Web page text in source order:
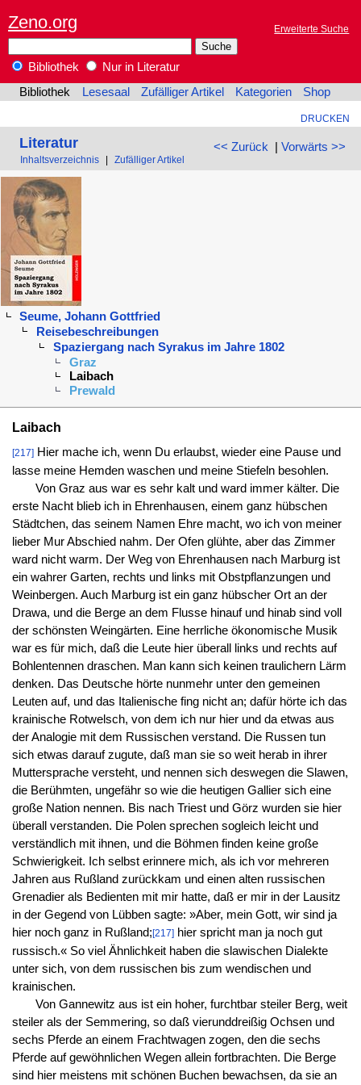
Zeno.org Erweiterte Suche
Bibliothek
Nur in Literatur
Bibliothek
Lesesaal Zufälliger Artikel Kategorien Shop
DRUCKEN
<< Zurück | Vorwärts >>
Literatur
Inhaltsverzeichnis Zufälliger Artikel
Seume, Johann Gottfried
Reisebeschreibungen
Spaziergang nach Syrakus im Jahre 1802
Graz
Laibach
Prewald
Laibach
[217]Hier mache ich, wenn Du erlaubst, wieder eine Pause und
lasse meine Hemden waschen und meine Stiefeln besohlen.
Von Graz aus war es sehr kalt und ward immer kälter. Die
erste Nacht blieb ich in Ehrenhausen, einem ganz hübschen
Städtchen, das seinem Namen Ehre macht, wo ich von meiner
lieber Mur Abschied nahm. Der Ofen glühte, aber das Zimmer
ward nicht warm. Der Weg von Ehrenhausen nach Marburg ist
ein wahrer Garten, rechts und links mit Obstpflanzungen und
Weinbergen. Auch Marburg ist ein ganz hübscher Ort an der
Drawa, und die Berge an dem Flusse hinauf und hinab sind voll
der schönsten Weingärten. Eine herrliche ökonomische Musik
war es für mich, daß die Leute hier überall links und rechts auf
Bohlentennen draschen. Man kann sich keinen traulichern Lärm
denken. Das Deutsche hörte nunmehr unter den gemeinen
Leuten auf, und das Italienische fing nicht an; dafür hörte ich das
krainische Rotwelsch, von dem ich nur hier und da etwas aus
der Analogie mit dem Russischen verstand. Die Russen tun
sich etwas darauf zugute, daß man sie so weit herab in ihrer
Muttersprache versteht, und nennen sich deswegen die Slawen,
die Berühmten, ungefähr so wie die heutigen Gallier sich eine
große Nation nennen. Bis nach Triest und Görz wurden sie hier
überall verstanden. Die Polen sprechen sogleich leicht und
verständlich mit ihnen, und die Böhmen finden keine große
Schwierigkeit. Ich selbst erinnere mich, als ich vor mehreren
Jahren aus Rußland zurückkam und einen alten russischen
Grenadier als Bedienten mit mir hatte, daß er mir in der Lausitz
in der Gegend von Lübben sagte: »Aber, mein Gott, wir sind ja
hier noch ganz in Rußland;[217]hier spricht man ja noch gut
russisch.« So viel Ähnlichkeit haben die slawischen Dialekte
unter sich, von dem russischen bis zum wendischen und
krainischen.
Von Gannewitz aus ist ein hoher, furchtbar steiler Berg, weit
steiler als der Semmering, so daß vierunddreißig Ochsen und
sechs Pferde an einem Frachtwagen zogen, den die sechs
Pferde auf gewöhnlichen Wegen allein fortbrachten. Die Berge
sind hier meistens mit schönen Buchen bewachsen, da sie an